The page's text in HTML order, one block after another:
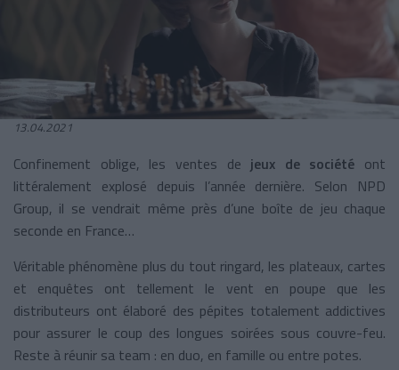
13.04.2021
Confinement oblige, les ventes de jeux de société ont
littéralement explosé depuis l’année dernière. Selon NPD
Group, il se vendrait même près d’une boîte de jeu chaque
seconde en France…
Véritable phénomène plus du tout ringard, les plateaux, cartes
et enquêtes ont tellement le vent en poupe que les
distributeurs ont élaboré des pépites totalement addictives
pour assurer le coup des longues soirées sous couvre-feu.
Reste à réunir sa team : en duo, en famille ou entre potes.